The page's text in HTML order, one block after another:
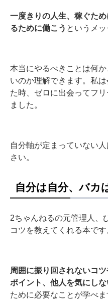
一度きりの人生、稼ぐた
るために働こう というメ
本当にやるべきことは何
いのか理解できます。私
た時、ゼロに出会ってフ
ました。
自分軸が定まっていない
さい。
自分は自分、バカ
2ちゃんねるの元管理人、
コツを教えてくれる本です
周囲に振り回されないコ
ポイント、他人を気にし
ために必要なことが学べま